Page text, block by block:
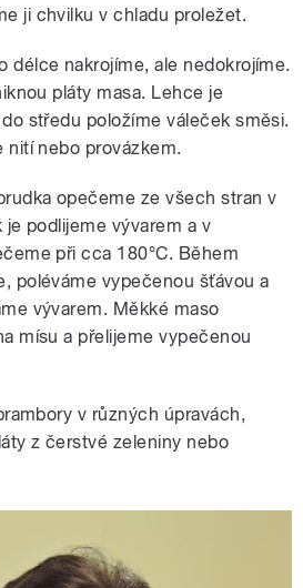
ji chvilku v chladu proležet.
délce nakrojíme, ale nedokrojíme.
pláty masa. Lehce je
středu položíme váleček směsi.
nití nebo provázkem.
opečeme ze všech stran v
je podlijeme vývarem a v
při cca 180°C. Během
poléváme vypečenou šťávou a
vývarem. Měkké maso
mísu a přelijeme vypečenou
v různých úpravách,
z čerstvé zeleniny nebo